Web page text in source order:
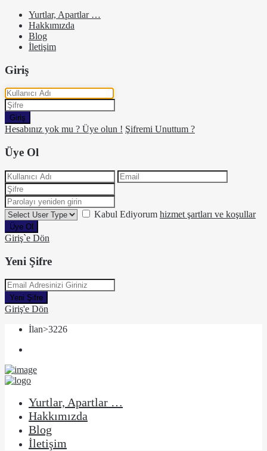
Yurtlar, Apartlar …
Hakkımızda
Blog
İletişim
Giriş
Giriş
Hesabınız yok mu ? Üye olun ! Şifremi Unuttum ?
Üye Ol
Kabul Ediyorum hizmet şartları ve koşullar
Üye Ol
Giriş`e Dön
Yeni Şifre
Yeni Şifre
Giriş'e Dön
İlan>3226
Yurtlar, Apartlar …
Hakkımızda
Blog
İletişim